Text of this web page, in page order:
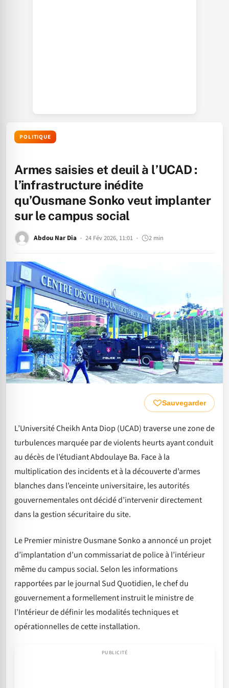
POLITIQUE
Armes saisies et deuil à l’UCAD :
l’infrastructure inédite
qu’Ousmane Sonko veut implanter
sur le campus social
Abdou Nar Dia 24 Fév 2026, 11:01 2 min
Sauvegarder
L’Université Cheikh Anta Diop (UCAD) traverse une zone de
turbulences marquée par de violents heurts ayant conduit
au décès de l’étudiant Abdoulaye Ba. Face à la
multiplication des incidents et à la découverte d’armes
blanches dans l’enceinte universitaire, les autorités
gouvernementales ont décidé d’intervenir directement
dans la gestion sécuritaire du site.
Le Premier ministre Ousmane Sonko a annoncé un projet
d’implantation d’un commissariat de police à l’intérieur
même du campus social. Selon les informations
rapportées par le journal Sud Quotidien, le chef du
gouvernement a formellement instruit le ministre de
l’Intérieur de définir les modalités techniques et
opérationnelles de cette installation.